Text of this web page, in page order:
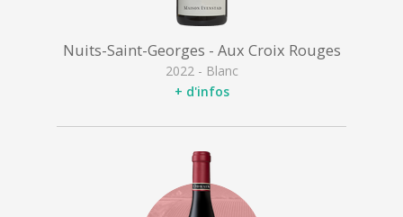
Nuits-Saint-Georges - Aux Croix Rouges
2022 - Blanc
+ d'infos